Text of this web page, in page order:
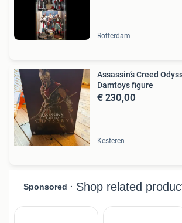
Rotterdam
Assassin’s Creed
Damtoys figure
€ 230,00
Kesteren